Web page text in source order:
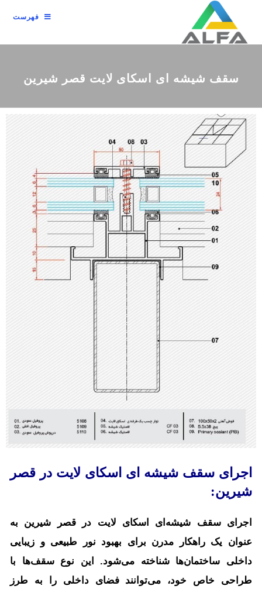
فهرست
سقف شیشه ای اسکای لایت قصر شیرین
اجرای سقف شیشه ای اسکای لایت در قصر
شیرین:
اجرای سقف شیشه‌ای اسکای لایت در قصر شیرین به
عنوان یک راهکار مدرن برای بهبود نور طبیعی و زیبایی
داخلی ساختمان‌ها شناخته می‌شود. این نوع سقف‌ها با
طراحی خاص خود، می‌توانند فضای داخلی را به طرز